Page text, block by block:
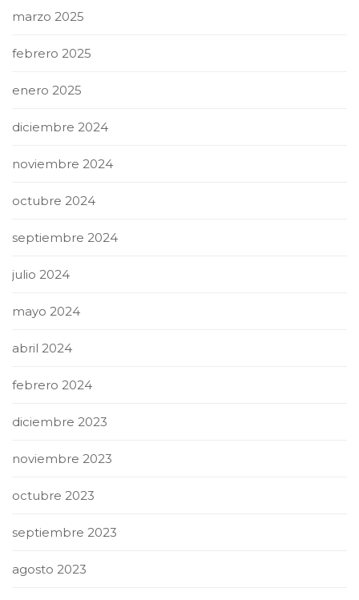
marzo 2025
febrero 2025
enero 2025
diciembre 2024
noviembre 2024
octubre 2024
septiembre 2024
julio 2024
mayo 2024
abril 2024
febrero 2024
diciembre 2023
noviembre 2023
octubre 2023
septiembre 2023
agosto 2023